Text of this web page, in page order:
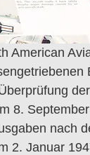
American
8.
nach
2. Januar